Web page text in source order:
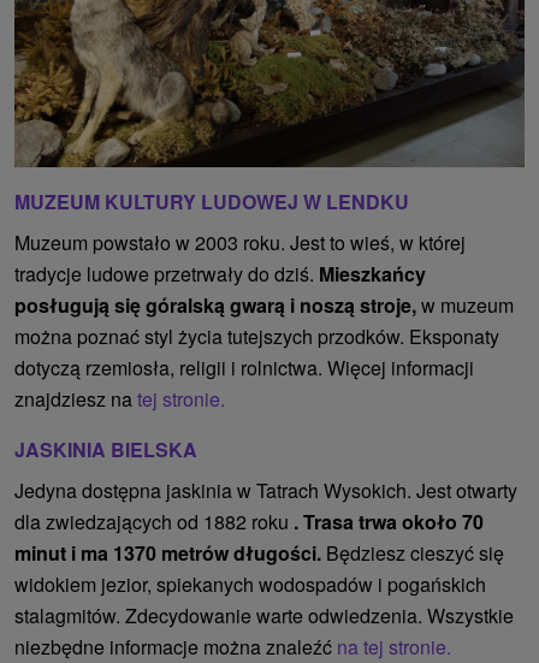
MUZEUM KULTURY LUDOWEJ W LENDKU
Muzeum powstało w 2003 roku. Jest to wieś, w której
tradycje ludowe przetrwały do ​​dziś. Mieszkańcy
posługują się góralską gwarą i noszą stroje,w muzeum
można poznać styl życia tutejszych przodków. Eksponaty
dotyczą rzemiosła, religii i rolnictwa. Więcej informacji
znajdziesz natej stronie.
JASKINIA BIELSKA
Jedyna dostępna jaskinia w Tatrach Wysokich. Jest otwarty
dla zwiedzających od 1882 roku . Trasa trwa około 70
minut i ma 1370 metrów długości. Będziesz cieszyć się
widokiem jezior, spiekanych wodospadów i pogańskich
stalagmitów. Zdecydowanie warte odwiedzenia. Wszystkie
niezbędne informacje można znaleźć na tej stronie.